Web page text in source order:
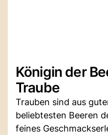
Königin der
Traube
Trauben sind aus
beliebtesten Beeren
feines